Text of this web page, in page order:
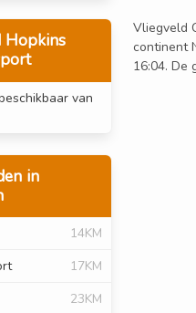
Hopkins
van
in
14KM
17KM
23KM
Vliegveld
continent
16:04. De